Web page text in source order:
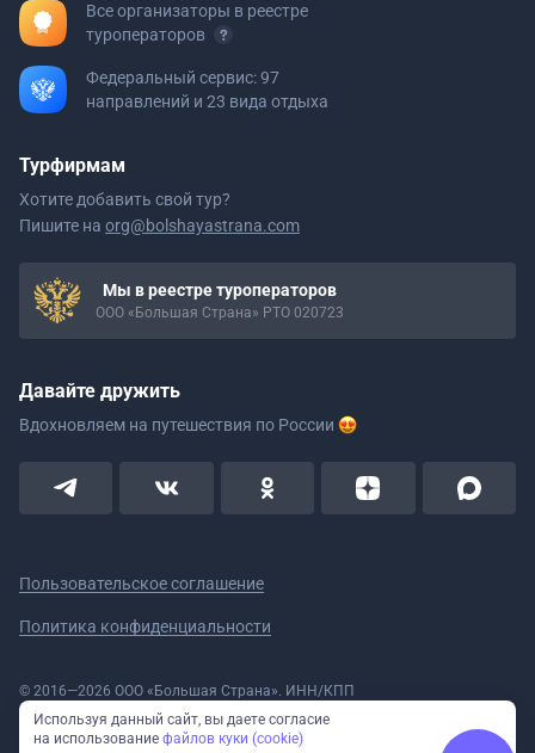
Все организаторы в реестре
туроператоров
Федеральный сервис: 97
направлений и 23 вида отдыха
Турфирмам
Хотите добавить свой тур?
Пишите на org@bolshayastrana.com
Мы в реестре туроператоров
ООО «Большая Страна» РТО 020723
Давайте дружить
Вдохновляем на путешествия по России
Пользовательское соглашение
Политика конфиденциальности
© 2016—2026 ООО «Большая Страна». ИНН/КПП
5908078160/590801001 ОГРН 1185958020533
Номер в реестре Роскомнадзора № 59-18-006319 (Приказ № 321 от
11.10.2018)
Используя данный сайт, вы даете согласие
на использование файлов куки (cookie)